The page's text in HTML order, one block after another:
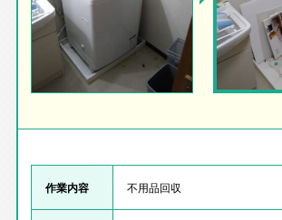
作業内容 不用品回収